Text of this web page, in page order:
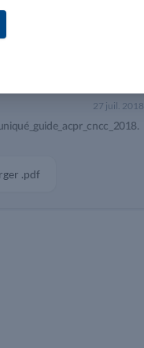
juillet 2018
27 juil. 2018
.pdf